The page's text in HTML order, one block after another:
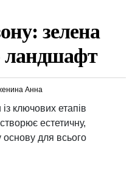
зелена
ландшафт
Анна
ключових етапів
естетичну,
основу для всього